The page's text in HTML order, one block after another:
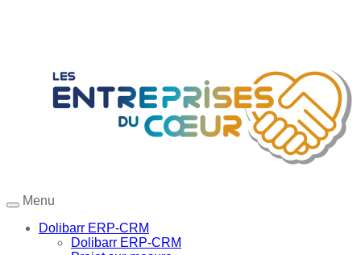
Menu
Dolibarr ERP-CRM
Dolibarr ERP-CRM